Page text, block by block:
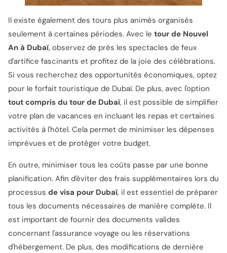
Il existe également des tours plus animés organisés
seulement à certaines périodes. Avec le tour de Nouvel
An à Dubaï, observez de près les spectacles de feux
d'artifice fascinants et profitez de la joie des célébrations.
Si vous recherchez des opportunités économiques, optez
pour le forfait touristique de Dubaï. De plus, avec l'option
tout compris du tour de Dubaï, il est possible de simplifier
votre plan de vacances en incluant les repas et certaines
activités à l'hôtel. Cela permet de minimiser les dépenses
imprévues et de protéger votre budget.
En outre, minimiser tous les coûts passe par une bonne
planification. Afin d'éviter des frais supplémentaires lors du
processus de visa pour Dubaï, il est essentiel de préparer
tous les documents nécessaires de manière complète. Il
est important de fournir des documents valides
concernant l'assurance voyage ou les réservations
d'hébergement. De plus, des modifications de dernière